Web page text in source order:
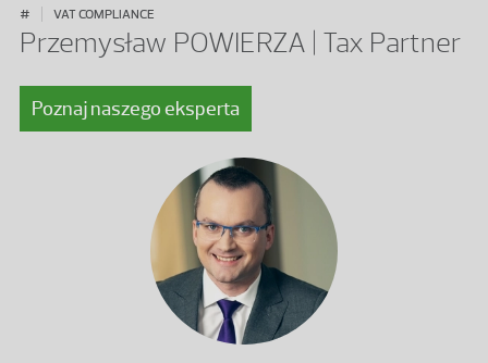
# VAT COMPLIANCE
Przemysław POWIERZA | Tax Partner
Poznaj naszego eksperta